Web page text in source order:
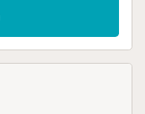
equipada com
acesso direto ao
com os